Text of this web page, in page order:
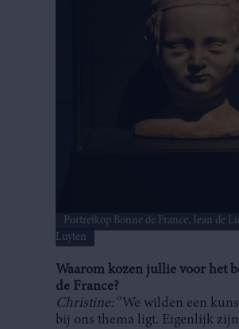
Portretkop Bonne de France, Jean de
Luyten
Waarom kozen jullie voor het
de France?
Christine: “We wilden een
bij ons thema ligt. Eigenlijk